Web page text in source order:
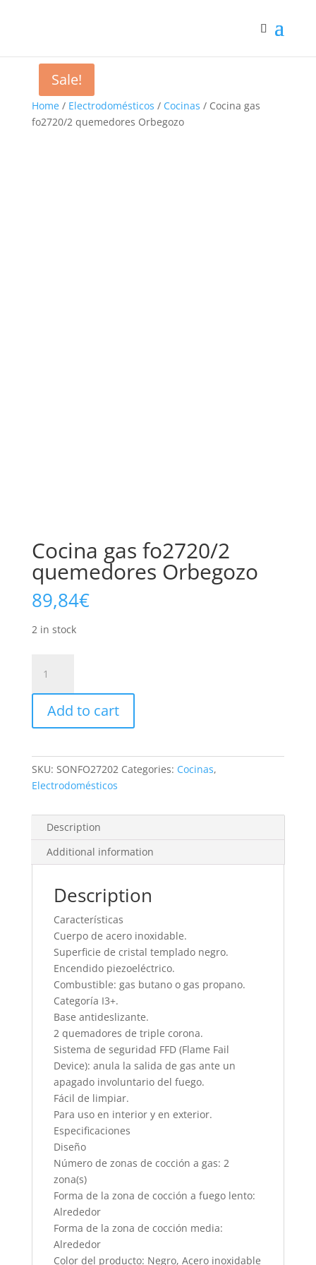
Home/ Electrodomésticos / Cocinas / Cocina gas
fo2720/2 quemedores Orbegozo
Cocina gas fo2720/2
quemedores Orbegozo
89,84€
2 in stock
gas
fo2720/2
quemedores
Orbegozo
Add to cart
SKU: SONFO27202 Categories: Cocinas,
Electrodomésticos
Description
Additional information
Description
Características
Cuerpo de acero inoxidable.
Superficie de cristal templado negro.
Encendido piezoeléctrico.
Combustible: gas butano o gas propano.
Categoría I3+.
Base antideslizante.
2 quemadores de triple corona.
Sistema de seguridad FFD (Flame Fail
Device): anula la salida de gas ante un
apagado involuntario del fuego.
Fácil de limpiar.
Para uso en interior y en exterior.
Especificaciones
Diseño
Número de zonas de cocción a gas: 2
zona(s)
Forma de la zona de cocción a fuego lento:
Alrededor
Forma de la zona de cocción media:
Alrededor
Color del producto: Negro, Acero inoxidable
Sale!